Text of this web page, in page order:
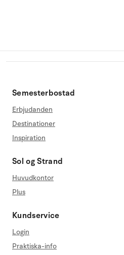
Semesterbostad
Erbjudanden
Destinationer
Inspiration
Sol og Strand
Huvudkontor
Plus
Kundservice
Login
Praktiska-info